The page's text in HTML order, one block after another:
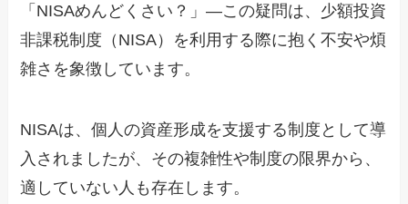
「NISAめんどくさい？」—この疑問は、少額投資
非課税制度（NISA）を利用する際に抱く不安や煩
雑さを象徴しています。
NISAは、個人の資産形成を支援する制度として導
入されましたが、その複雑性や制度の限界から、
適していない人も存在します。